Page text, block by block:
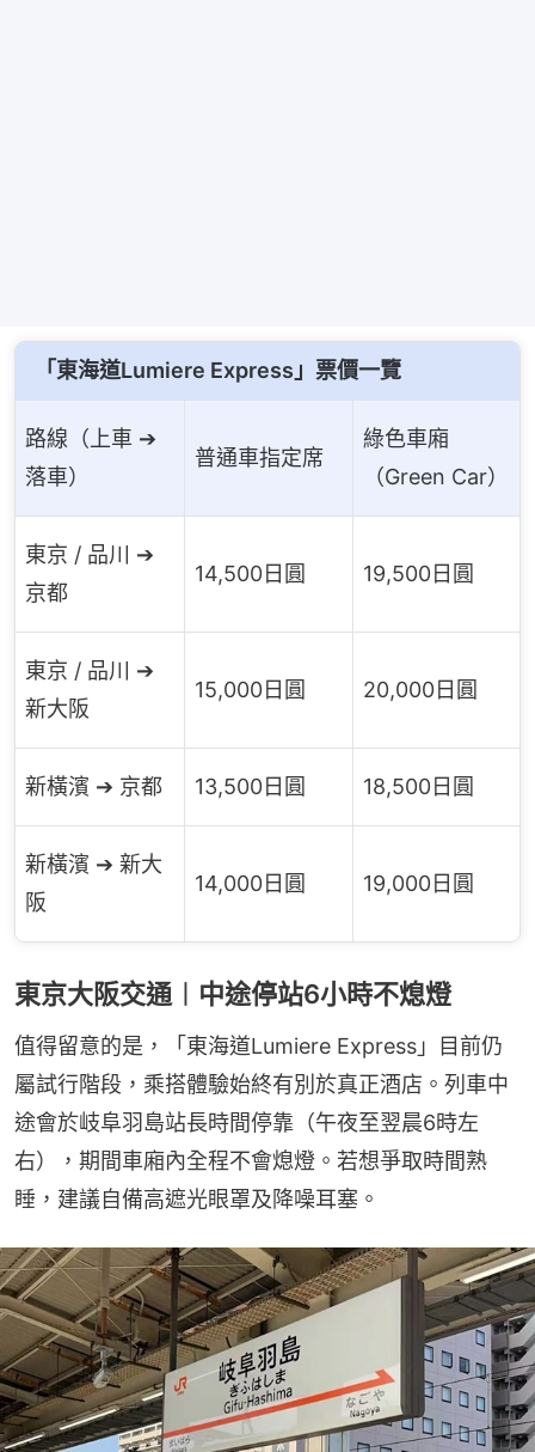
「東海道Lumiere Express」票價一覽
路線（上車 ➔
落車）
普通車指定席
綠色車廂
（Green Car）
東京 / 品川 ➔
京都
14,500日圓 19,500日圓
東京 / 品川 ➔
新大阪
15,000日圓 20,000日圓
新橫濱 ➔ 京都 13,500日圓 18,500日圓
新橫濱 ➔ 新大
阪
14,000日圓 19,000日圓
東京大阪交通︱中途停站6小時不熄燈
值得留意的是，「東海道Lumiere Express」目前仍
屬試行階段，乘搭體驗始終有別於真正酒店。列車中
途會於岐阜羽島站長時間停靠（午夜至翌晨6時左
右），期間車廂內全程不會熄燈。若想爭取時間熟
睡，建議自備高遮光眼罩及降噪耳塞。